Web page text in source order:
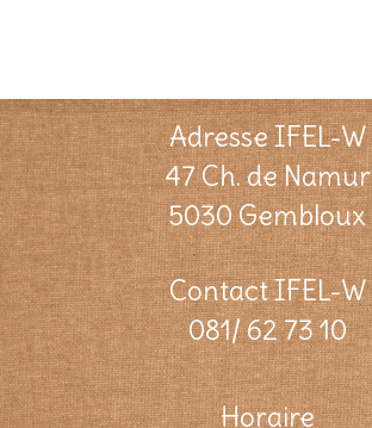
Adresse IFEL-W
47 Ch. de Namur
5030 Gembloux
Contact IFEL-W
081/ 62 73 10
Horaire